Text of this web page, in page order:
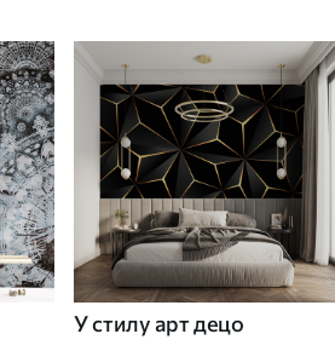
У стилу арт децо